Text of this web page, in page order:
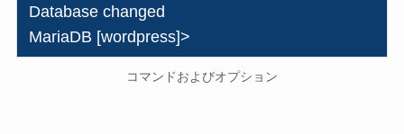
Database changed
MariaDB [wordpress]>
コマンドおよびオプション